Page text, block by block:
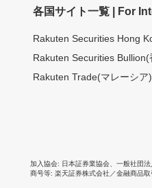
各国サイト一覧 | For
Rakuten Securities Hong
Rakuten Securities Bullion(
Rakuten Trade(マレーシア)
加入協会 日本証券業協会 一般社団
商号等 楽天証券株式会社／金融商品